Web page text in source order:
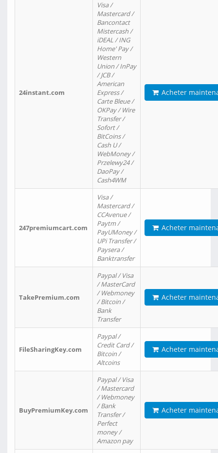
24instant.com
Visa /
Mastercard /
Bancontact
Mistercash /
iDEAL / ING
Home' Pay /
Western
Union / InPay
/ JCB /
American
Express /
Carte Bleue /
OKPay / Wire
Transfer /
Sofort /
BitCoins /
Cash U /
WebMoney /
Przelewy24 /
DaoPay /
Cash4WM
Acheter
247premiumcart.com
Visa /
Mastercard /
CCAvenue /
Paytm /
PayUMoney /
UPi Transfer /
Paysera /
Banktransfer
Acheter
TakePremium.com
Paypal / Visa
/ MasterCard
/ Webmoney
/ Bitcoin /
Bank
Transfer
Acheter
FileSharingKey.com
Paypal /
Credit Card /
Bitcoin /
Altcoins
Acheter
BuyPremiumKey.com
Paypal / Visa
/ Mastercard
/ Webmoney
/ Bank
Transfer /
Perfect
money /
Amazon pay
Acheter